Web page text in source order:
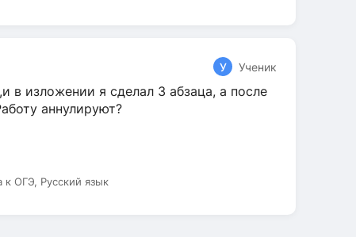
У Ученик
в изложении я сделал 3 абзаца, а после
аннулируют?
к ОГЭ, Русский язык